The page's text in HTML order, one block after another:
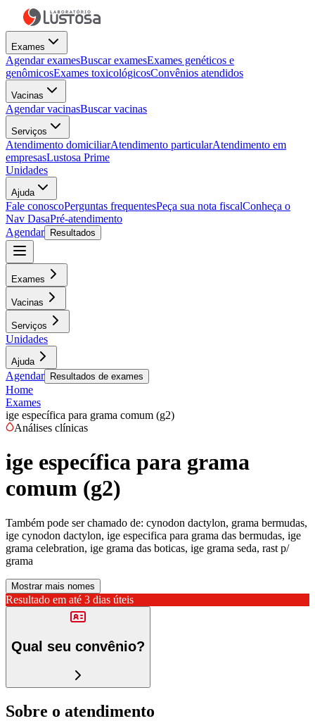
Exames
Agendar examesBuscar examesExames genéticos e
genômicosExames toxicológicosConvênios atendidos
Vacinas
Agendar vacinasBuscar vacinas
Serviços
Atendimento domiciliarAtendimento particularAtendimento em
empresasLustosa Prime
Unidades
Ajuda
Fale conoscoPerguntas frequentesPeça sua nota fiscalConheça o
Nav DasaPré-atendimento
Agendar
Resultados
Exames
Vacinas
Serviços
Unidades
Ajuda
Agendar Resultados de exames
Home
Exames
ige específica para grama comum (g2)
Análises clínicas
ige específica para grama
comum (g2)
Também pode ser chamado de: cynodon dactylon, grama bermudas,
ige cynodon dactylon, ige especifica para grama das bermudas, ige
grama celebration, ige grama das boticas, ige grama seda, rast p/
grama
Mostrar mais nomes
Resultado em até 3 dias úteis
Qual seu convênio?
Sobre o atendimento